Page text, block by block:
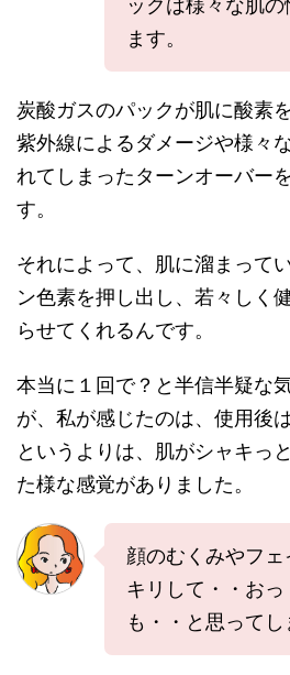
ます。
炭酸ガスのパックが肌に酸素
紫外線によるダメージや様々
れてしまったターンオーバー
す。
それによって、肌に溜まって
ン色素を押し出し、若々しく
らせてくれるんです。
本当に１回で？と半信半疑な
が、私が感じたのは、使用後
というよりは、肌がシャキっ
た様な感覚がありました。
顔のむくみやフ
キリして・・お
も・・と思ってし